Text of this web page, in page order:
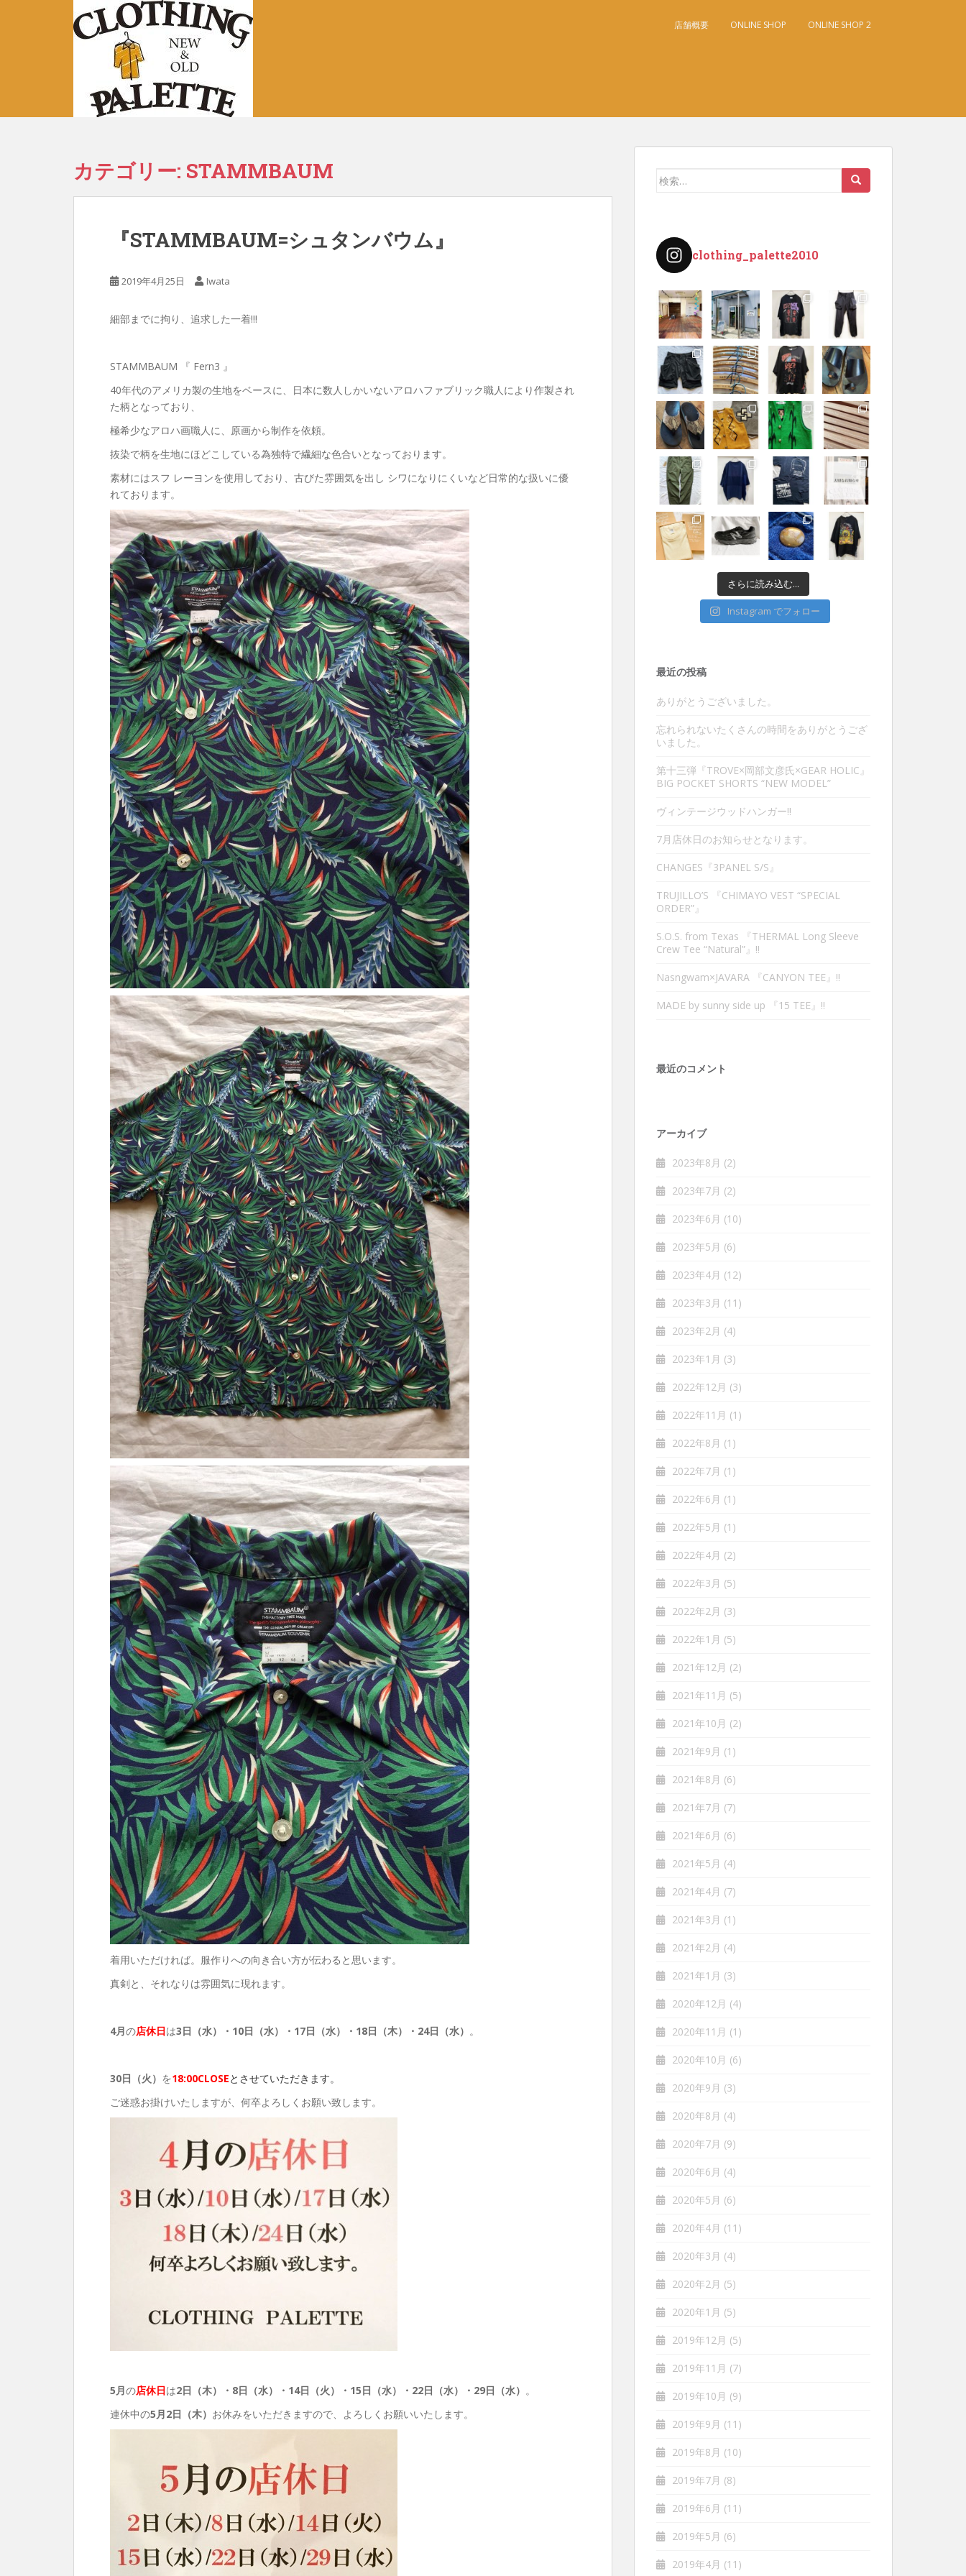
店舗概要 ONLINE SHOP ONLINE SHOP 2
カテゴリー: STAMMBAUM
『STAMMBAUM=シュタンバウム』
2019年4月25日 Iwata
細部までに拘り、追求した一着!!!
STAMMBAUM 『 Fern3 』
40年代のアメリカ製の生地をベースに、日本に数人しかいないアロハファブリック職人により作製され
た柄となっており、
極希少なアロハ画職人に、原画から制作を依頼。
抜染で柄を生地にほどこしている為独特で繊細な色合いとなっております。
素材にはスフ レーヨンを使用しており、古びた雰囲気を出し シワになりにくいなど日常的な扱いに優
れております。
着用いただければ。服作りへの向き合い方が伝わると思います。
真剣と、それなりは雰囲気に現れます。
4月の店休日は3日（水）・10日（水）・17日（水）・18日（木）・24日（水） 。
30日（火） を18:00CLOSEとさせていただきます。
ご迷惑お掛けいたしますが、何卒よろしくお願い致します。
5月の店休日は2日（木）・8日（水）・14日（火）・15日（水）・22日（水）・29日（水） 。
連休中の5月2日（木） お休みをいただきますので、よろしくお願いいたします。
検
clothing_palette2010
さらに読み込む...
Instagram でフォロー
最近の投稿
ありがとうございました。
忘れられないたくさんの時間をありがとうござ
いました。
第十三弾『TROVE×岡部文彦氏×GEAR HOLIC』
BIG POCKET SHORTS “NEW MODEL”
ヴィンテージウッドハンガー‼︎
7月店休日のお知らせとなります。
CHANGES『3PANEL S/S』
TRUJILLO’S 『CHIMAYO VEST “SPECIAL
ORDER”』
S.O.S. from Texas 『THERMAL Long Sleeve
Crew Tee “Natural”』‼︎
Nasngwam×JAVARA 『CANYON TEE』‼︎
MADE by sunny side up 『15 TEE』‼︎
最近のコメント
アーカイブ
2023年8月 (2)
2023年7月 (2)
2023年6月 (10)
2023年5月 (6)
2023年4月 (12)
2023年3月 (11)
2023年2月 (4)
2023年1月 (3)
2022年12月 (3)
2022年11月 (1)
2022年8月 (1)
2022年7月 (1)
2022年6月 (1)
2022年5月 (1)
2022年4月 (2)
2022年3月 (5)
2022年2月 (3)
2022年1月 (5)
2021年12月 (2)
2021年11月 (5)
2021年10月 (2)
2021年9月 (1)
2021年8月 (6)
2021年7月 (7)
2021年6月 (6)
2021年5月 (4)
2021年4月 (7)
2021年3月 (1)
2021年2月 (4)
2021年1月 (3)
2020年12月 (4)
2020年11月 (1)
2020年10月 (6)
2020年9月 (3)
2020年8月 (4)
2020年7月 (9)
2020年6月 (4)
2020年5月 (6)
2020年4月 (11)
2020年3月 (4)
2020年2月 (5)
2020年1月 (5)
2019年12月 (5)
2019年11月 (7)
2019年10月 (9)
2019年9月 (11)
2019年8月 (10)
2019年7月 (8)
2019年6月 (11)
2019年5月 (6)
2019年4月 (11)